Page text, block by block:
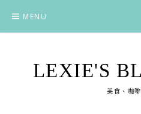
content
MENU
LEXIE'S
美食、咖